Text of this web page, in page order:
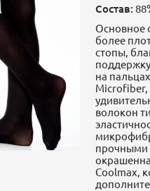
Состав:
Основное
более
стопы,
на
Microfiber,
волокон
прочными
Coolmax,